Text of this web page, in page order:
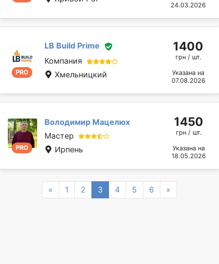
24.03.2026
PRO
LB Build Prime
Компания
Хмельницкий
1400
грн / шт.
Указана на
07.08.2026
PRO
Володимир Мацелюх
Мастер
Ирпень
1450
грн / шт.
Указана на
18.05.2026
« Previous
1 2 3 4 5 6 »